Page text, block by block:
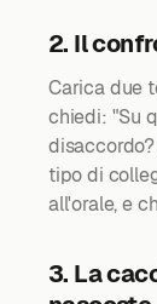
2. Il
Carica due
chiedi: "Su
tipo di
all'orale, e
3. La